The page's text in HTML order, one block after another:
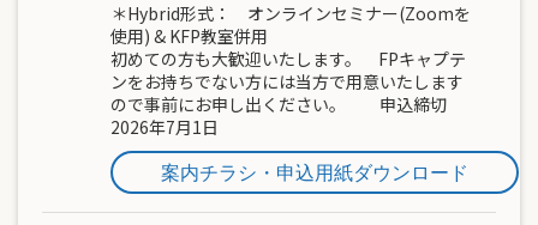
＊Hybrid形式： オンラインセミナー(Zoomを
使用) & KFP教室併用
初めての方も大歓迎いたします。 FPキャプテ
ンをお持ちでない方には当方で用意いたします
ので事前にお申し出ください。 申込締切
2026年7月1日
案内チラシ・申込用紙ダウンロード